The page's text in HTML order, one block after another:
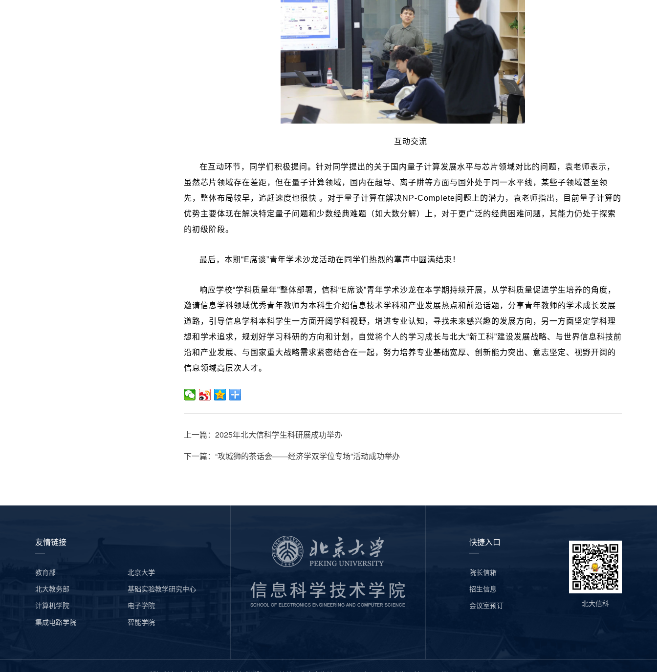
互动交流
在互动环节，同学们积极提问。针对同学提出的关于国内量子计算发展水平与芯片领域对比的问题，袁老师表示，
虽然芯片领域存在差距，但在量子计算领域，国内在超导、离子阱等方面与国外处于同一水平线，某些子领域甚至领
先，整体布局较早，追赶速度也很快 。对于量子计算在解决NP-Complete问题上的潜力，袁老师指出，目前量子计算的
优势主要体现在解决特定量子问题和少数经典难题（如大数分解）上，对于更广泛的经典困难问题，其能力仍处于探索
的初级阶段。
最后，本期“E席谈”青年学术沙龙活动在同学们热烈的掌声中圆满结束！
响应学校“学科质量年”整体部署，信科“E席谈”青年学术沙龙在本学期持续开展，从学科质量促进学生培养的角度，
邀请信息学科领域优秀青年教师为本科生介绍信息技术学科和产业发展热点和前沿话题，分享青年教师的学术成长发展
道路，引导信息学科本科学生一方面开阔学科视野，增进专业认知，寻找未来感兴趣的发展方向，另一方面坚定学科理
想和学术追求，规划好学习科研的方向和计划，自觉将个人的学习成长与北大“新工科”建设发展战略、与世界信息科技前
沿和产业发展、与国家重大战略需求紧密结合在一起，努力培养专业基础宽厚、创新能力突出、意志坚定、视野开阔的
信息领域高层次人才。
上一篇：2025年北大信科学生科研展成功举办
下一篇：“攻城狮的茶话会——经济学双学位专场”活动成功举办
友情链接
教育部
北京大学
北大教务部
基础实验教学研究中心
计算机学院
电子学院
集成电路学院
智能学院
北大信科
快捷入口
院长信箱
招生信息
会议室预订